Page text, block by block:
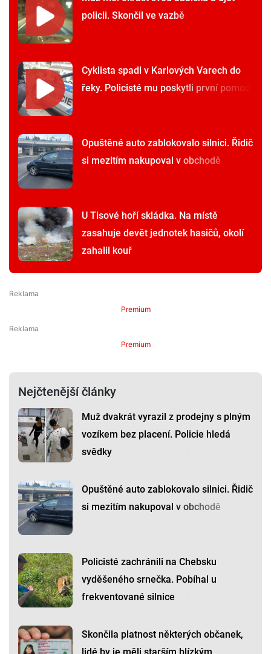
policii. Skončil ve vazbě
Cyklista spadl v Karlových Varech do
řeky. Policisté mu poskytli první pomoc
Opuštěné auto zablokovalo silnici. Řidič
si mezitím nakupoval v obchodě
U Tisové hoří skládka. Na místě
zasahuje devět jednotek hasičů, okolí
zahalil kouř
Premium
Premium
Nejčtenější články
Muž dvakrát vyrazil z prodejny s plným
vozíkem bez placení. Policie hledá
svědky
Opuštěné auto zablokovalo silnici. Řidič
si mezitím nakupoval v obchodě
Policisté zachránili na Chebsku
vyděšeného srnečka. Pobíhal u
frekventované silnice
Skončila platnost některých občanek,